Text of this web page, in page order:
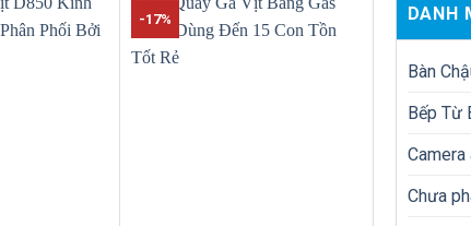
-17% DANH
Bàn
Bếp Từ
Camera
Chưa